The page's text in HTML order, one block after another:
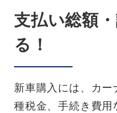
支払い総額
る！
新車購入には、カ
種税金、手続き費